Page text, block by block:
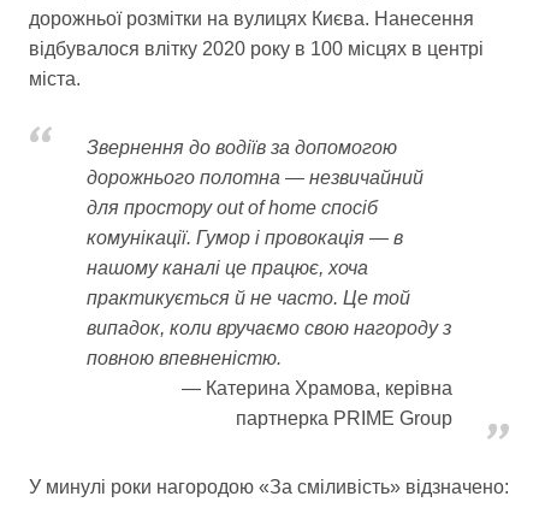
дорожньої розмітки на вулицях Києва. Нанесення
відбувалося влітку 2020 року в 100 місцях в центрі
міста.
Звернення до водіїв за допомогою
дорожнього полотна — незвичайний
для простору out of home спосіб
комунікації. Гумор і провокація — в
нашому каналі це працює, хоча
практикується й не часто. Це той
випадок, коли вручаємо свою нагороду з
повною впевненістю.
Катерина Храмова, керівна
партнерка PRIME Group
У минулі роки нагородою «За сміливість» відзначено: